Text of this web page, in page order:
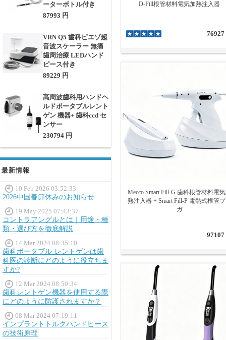
ーターボトル付き
87993 円
VRN Q5 歯科ピエゾ超
音波スケーラー 無痛
歯周治療 LEDハンド
ピース付き
89229 円
高周波歯科用ハンドヘ
ルドポータブルレント
ゲン 機器+ 歯科ccd セ
ンサー
230794 円
最新情報
10 Feb 2026 03:52:33
2026中国春節休みのお知らせ
19 May 2025 07:43:37
コントラアングルとは｜用途・種
類・選び方を徹底解説
14 Mar 2024 08:35:10
歯科ポータブル レントゲンは歯
科医の診断にどのように役立ちま
すか?
12 Mar 2024 08:50:34
歯科レントゲン機器を使用する際
にどのように防護されますか？
08 Mar 2024 07:19:11
インプラントトルクハンドピース
の技術原理
D-Fill根管材料電気加熱注入器
76927
Mecco Smart Fill-G 歯科根管材料電
熱注入器 + Smart Fill-P 電熱式根管
ガ
97107